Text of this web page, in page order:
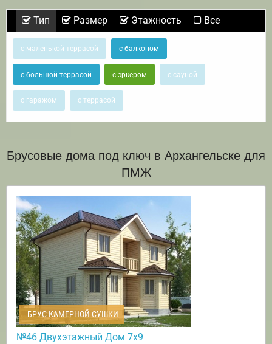
Тип Размер Этажность Все
с маленькой террасой с балконом
с большой террасой с эркером с сауной
с гаражом с террасой
Брусовые дома под ключ в Архангельске для
ПМЖ
БРУС КАМЕРНОЙ СУШКИ
№46 Двухэтажный Дом 7х9